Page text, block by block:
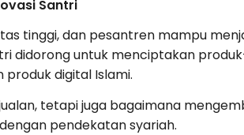
Santri
tinggi, dan pesantren mampu
didorong untuk menciptakan
digital Islami.
tetapi juga bagaimana
pendekatan syariah.